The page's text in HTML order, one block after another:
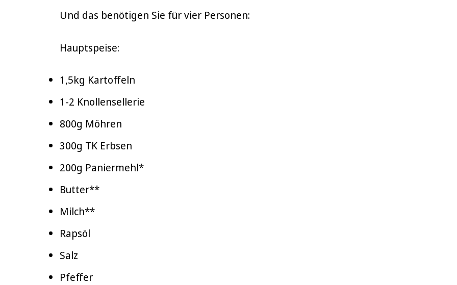
Und das benötigen Sie für vier Personen:
Hauptspeise:
1,5kg Kartoffeln
1-2 Knollensellerie
800g Möhren
300g TK Erbsen
200g Paniermehl*
Butter**
Milch**
Rapsöl
Salz
Pfeffer